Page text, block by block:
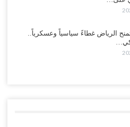
مطرح فدغم مع تحوله من معسكر
السعودية.. سباق بين طارق والإصلاح
الرياض غطاءً سياسياً وعسكرياً..